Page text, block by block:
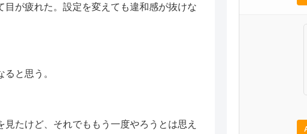
が疲れた。設定を変えても違和感が抜けな
と思う。
たけど、それでももう一度やろうとは思え